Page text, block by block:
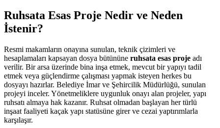
Ruhsata Esas Proje Nedir ve Neden
İstenir?
Resmi makamların onayına sunulan, teknik çizimleri ve
hesaplamaları kapsayan dosya bütününe ruhsata esas proje adı
verilir. Bir arsa üzerinde bina inşa etmek, mevcut bir yapıyı tadil
etmek veya güçlendirme çalışması yapmak isteyen herkes bu
dosyayı hazırlar. Belediye İmar ve Şehircilik Müdürlüğü, sunulan
projeyi inceler. Yönetmeliklere uygunluk onayı alan projeler, yapı
ruhsatı almaya hak kazanır. Ruhsat olmadan başlayan her türlü
inşaat faaliyeti kaçak yapı statüsüne girer ve cezai yaptırımlarla
karşılaşır.